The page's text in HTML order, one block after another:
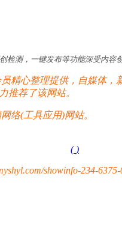
测，一键发布等功能深受内容
心整理提供，自媒体
推荐了该网站。
络(工具应用)网站。
( )
showinfo-234-6375-